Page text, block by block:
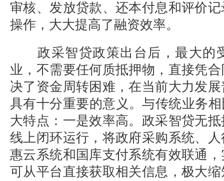
审核、发放贷款、还本付息和评价
操作，大大提高了融资效率。
政采智贷政策出台后，最大的
业，不需要任何质抵押物，直接凭
决了资金周转困难，在当前大力发
具有十分重要的意义。与传统业务
大特点：一是效率高。政采智贷无
线上闭环运行，将政府采购系统、
惠云系统和国库支付系统有效联通
可从平台直接获取相关信息，极大